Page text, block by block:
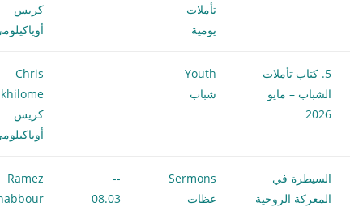
تأملات
يومية
كريس
5. كتاب تأملات
الشباب – مايو
2026
Youth
شباب
Chris
كريس
السيطرة في
المعركة الروحية
Sermons
عظات
--
08.03
Ramez